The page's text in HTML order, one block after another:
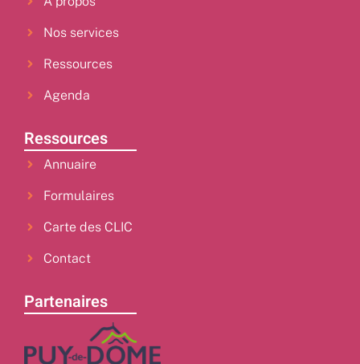
Nos services
Ressources
Agenda
Ressources
Annuaire
Formulaires
Carte des CLIC
Contact
Partenaires